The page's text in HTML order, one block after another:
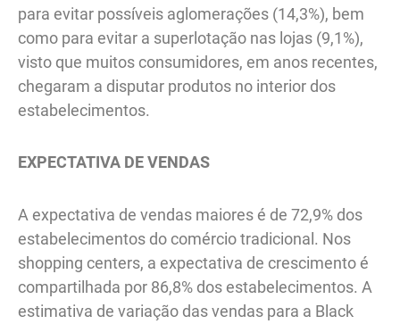
para evitar possíveis aglomerações (14,3%), bem
como para evitar a superlotação nas lojas (9,1%),
visto que muitos consumidores, em anos recentes,
chegaram a disputar produtos no interior dos
estabelecimentos.
EXPECTATIVA DE VENDAS
A expectativa de vendas maiores é de 72,9% dos
estabelecimentos do comércio tradicional. Nos
shopping centers, a expectativa de crescimento é
compartilhada por 86,8% dos estabelecimentos. A
estimativa de variação das vendas para a Black